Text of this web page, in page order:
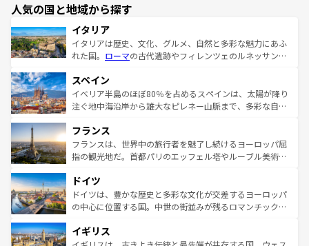
人気の国と地域から探す
イタリア
イタリアは歴史、文化、グルメ、自然と多彩な魅力にあふ
れた国。 ローマの古代遺跡やフィレンツェのルネッサンス
ろん、トスカーナの美しい田園風景やアマルフィ海岸の絶
景など、自然景観も見逃せない。観光の合間には、本場の
ピザやパスタなど、絶品のイタリア料理を堪能することも
ませてくれるイタリアで、忘れられない旅をしてみよう！
なお、新着のイタリア情報はコンテンツ一覧 を参照してほ
しい。
スペイン
イベリア半島のほぼ80％を占めるスペインは、太陽が降り
注ぐ地中海沿岸から雄大なピレネー山脈まで、多彩な自然
文化が根付くこの国では、情熱的なフラメンコ、熱気あふ
れる闘牛、そして美味しいタパスが生活の一部となってい
る。首都マドリードの洗練された雰囲気や、バルセロナの
の城塞都市、穏やかなビーチリゾートまで多彩な表情を見
せる。地方によって風土や気候が異なるスペインはその個
性で訪れる人を魅了する。 なお、新着のスペイン情報はコ
フランス
フランスは、世界中の旅行者を魅了し続けるヨーロッパ屈
指の観光地だ。首都パリのエッフェル塔やルーブル美術館
で、幅広い魅力が詰まっている。華麗な宮殿、歴史的な大
聖堂、美しいビーチ、そして豊かな自然が、訪れる者を心
から魅了する。また、フランスは美食の国としても知ら
いる。シャンパンの発祥地であるランス、プロヴァンスの
香り高いラベンダー畑など、多彩な楽しみ方が可能だ。さ
ドイツ
ドイツは、豊かな歴史と多彩な文化が交差するヨーロッパ
の中心に位置する国。中世の街並みが残るロマンチック街
顔を持つこの国は、どこを歩いても飽きることがない。ベ
ルリンの文化的活気、バイエルン州のアルプスの絶景、そ
イギリス